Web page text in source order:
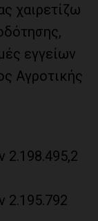
χαιρετίζω
εγγείων
Αγροτικής
2.198.495,2